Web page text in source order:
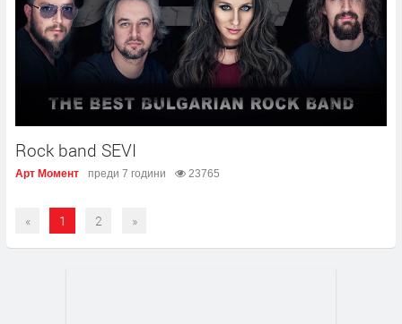
Rock band SEVI
Арт Момент преди 7 години 23765
« 1 2 »